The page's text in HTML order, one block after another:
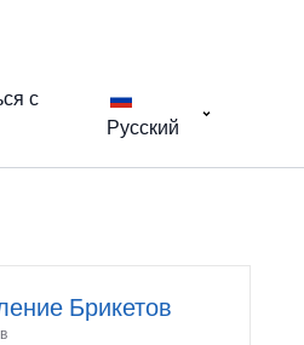
с
Русский
Брикетов